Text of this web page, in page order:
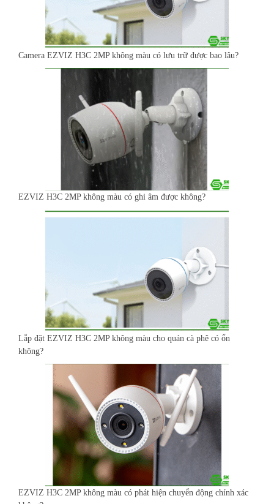
Camera EZVIZ H3C 2MP không màu có lưu trữ được bao lâu?
EZVIZ H3C 2MP không màu có ghi âm được không?
Lắp đặt EZVIZ H3C 2MP không màu cho quán cà phê có ổn
không?
EZVIZ H3C 2MP không màu có phát hiện chuyển động chính xác